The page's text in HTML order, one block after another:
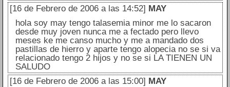
[16 de Febrero de 2006 a las 14:52] MAY
hola soy may tengo talasemia minor me lo sacaron
desde muy joven nunca me a fectado pero llevo
meses ke me canso mucho y me a mandado dos
pastillas de hierro y aparte tengo alopecia no se si va
relacionado tengo 2 hijos y no se si LA TIENEN UN
SALUDO
[16 de Febrero de 2006 a las 15:00] MAY